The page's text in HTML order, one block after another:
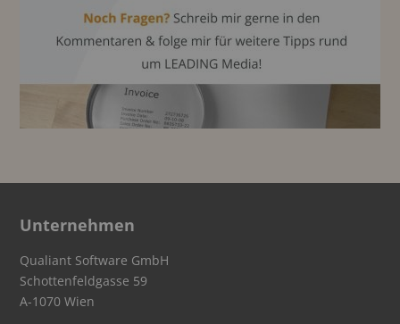
Unternehmen
Qualiant Software GmbH
Schottenfeldgasse 59
A-1070 Wien